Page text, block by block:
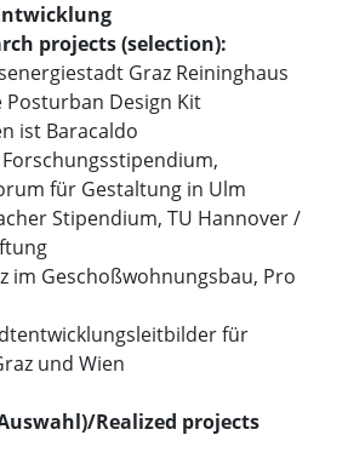
projects (selection):
Graz Reininghaus
Posturban Design Kit
ist Baracaldo
Forschungsstipendium,
für Gestaltung in Ulm
Stipendium, TU Hannover /
im Geschoßwohnungsbau, Pro
für
und Wien
Realized projects